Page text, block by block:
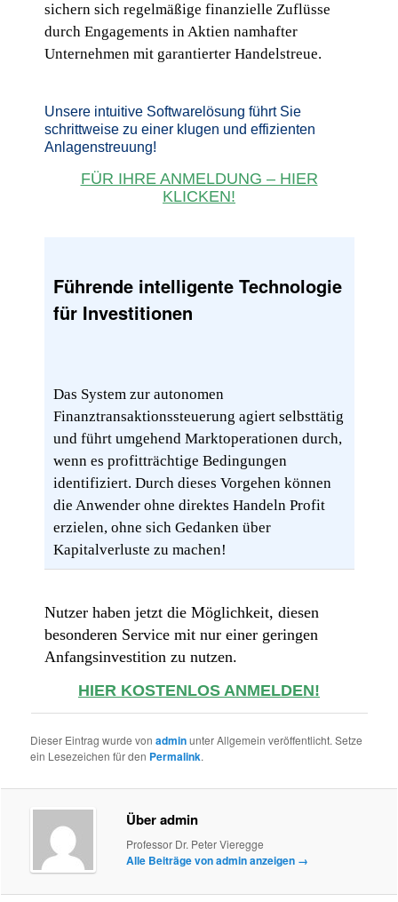
sichern sich regelmäßige finanzielle Zuflüsse
durch Engagements in Aktien namhafter
Unternehmen mit garantierter Handelstreue.
Unsere intuitive Softwarelösung führt Sie
schrittweise zu einer klugen und effizienten
Anlagenstreuung!
FÜR IHRE ANMELDUNG – HIER
KLICKEN!
Führende intelligente Technologie
für Investitionen
Das System zur autonomen
Finanztransaktionssteuerung agiert selbsttätig
und führt umgehend Marktoperationen durch,
wenn es profitträchtige Bedingungen
identifiziert. Durch dieses Vorgehen können
die Anwender ohne direktes Handeln Profit
erzielen, ohne sich Gedanken über
Kapitalverluste zu machen!
Nutzer haben jetzt die Möglichkeit, diesen
besonderen Service mit nur einer geringen
Anfangsinvestition zu nutzen.
HIER KOSTENLOS ANMELDEN!
Dieser Eintrag wurde vonadminunter Allgemein veröffentlicht. Setze
ein Lesezeichen für den Permalink.
Über admin
Professor Dr. Peter Vieregge
Alle Beiträge von admin anzeigen →